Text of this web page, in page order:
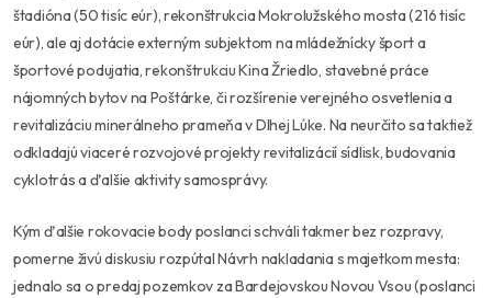
štadióna (50 tisíc eúr), rekonštrukcia Mokrolužského mosta (216 tisíc
eúr), ale aj dotácie externým subjektom na mládežnícky šport a
športové podujatia, rekonštrukciu Kina Žriedlo, stavebné práce
nájomných bytov na Poštárke, či rozšírenie verejného osvetlenia a
revitalizáciu minerálneho prameňa v Dlhej Lúke. Na neurčito sa taktiež
odkladajú viaceré rozvojové projekty revitalizácií sídlisk, budovania
cyklotrás a ďalšie aktivity samosprávy.
Kým ďalšie rokovacie body poslanci schváli takmer bez rozpravy,
pomerne živú diskusiu rozpútal Návrh nakladania s majetkom mesta:
jednalo sa o predaj pozemkov za Bardejovskou Novou Vsou (poslanci